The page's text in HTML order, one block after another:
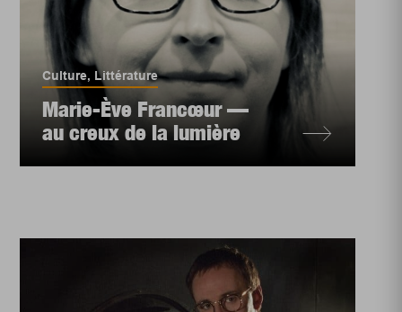
Culture, Littérature
Marie-Ève Francœur —
au creux de la lumière